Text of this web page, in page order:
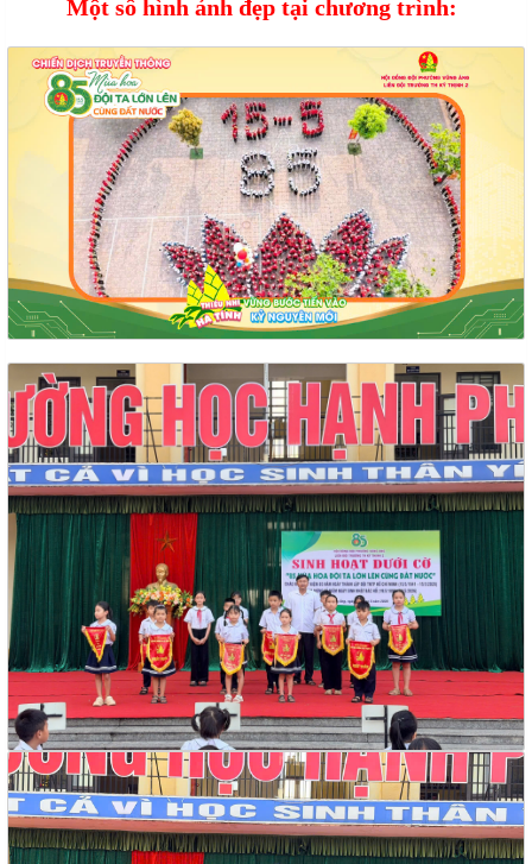
Một số hình ảnh đẹp tại chương trình: